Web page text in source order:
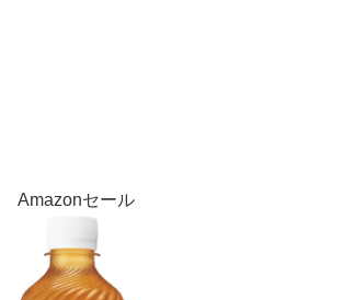
Amazonセール